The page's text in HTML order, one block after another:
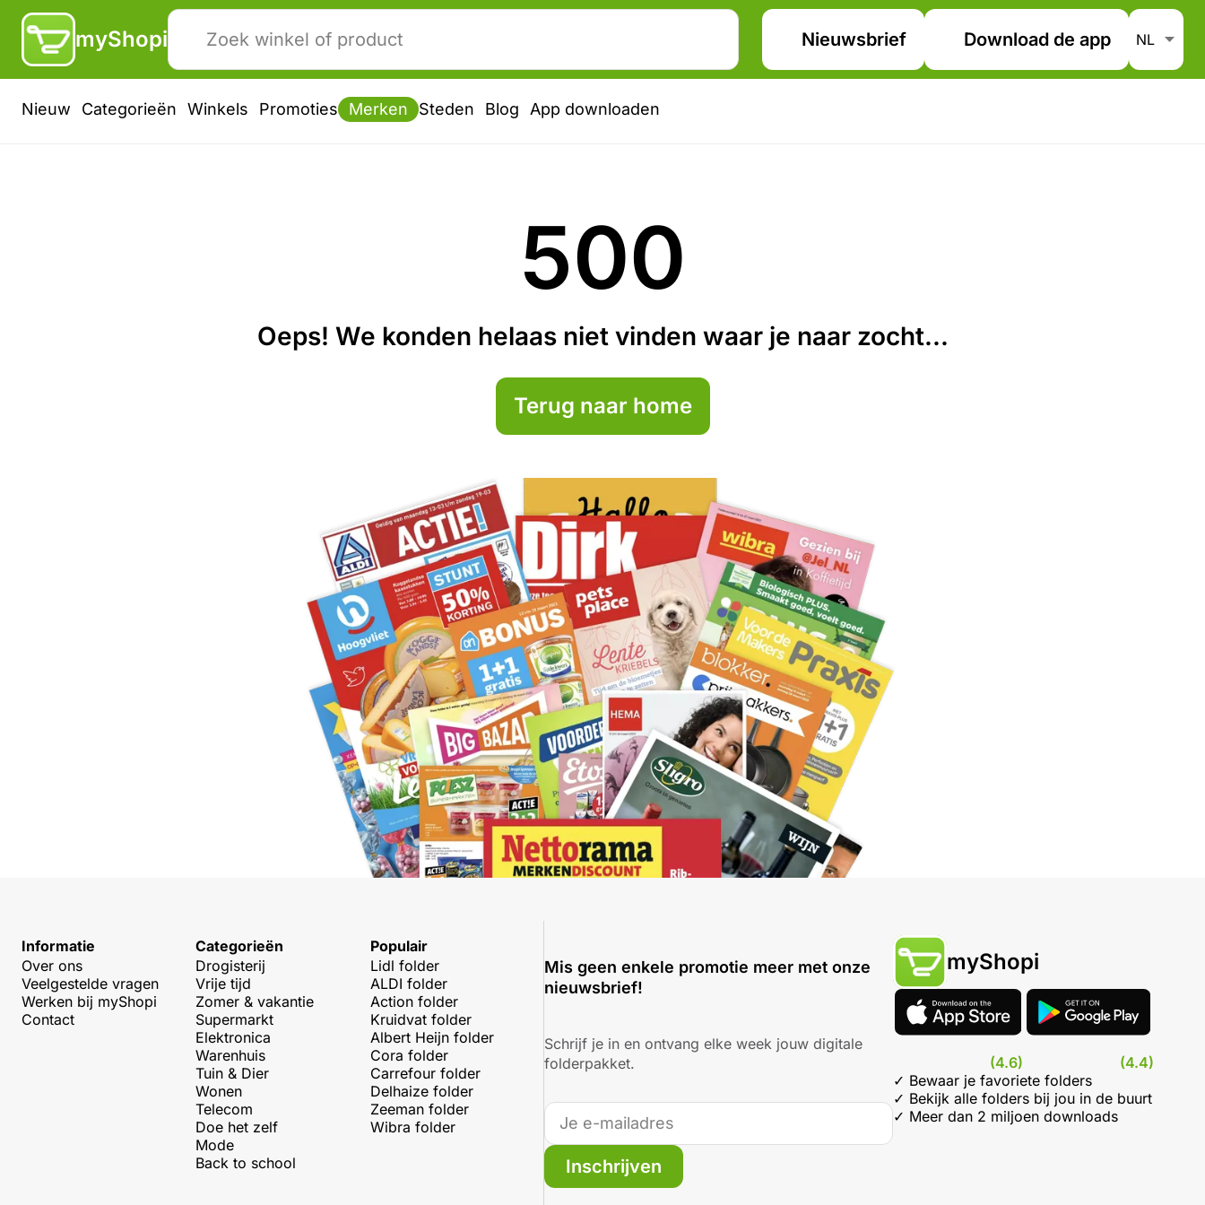
myShopi Nieuwsbrief Download de app
Nieuw Categorieën Winkels Promoties Merken Steden Blog App downloaden
500
Oeps! We konden helaas niet vinden waar je naar zocht...
Terug naar home
Informatie
Over ons
Veelgestelde vragen
Werken bij myShopi
Contact
Categorieën
Drogisterij
Vrije tijd
Zomer & vakantie
Supermarkt
Elektronica
Warenhuis
Tuin & Dier
Wonen
Telecom
Doe het zelf
Mode
Back to school
Populair
Lidl folder
ALDI folder
Action folder
Kruidvat folder
Albert Heijn folder
Cora folder
Carrefour folder
Delhaize folder
Zeeman folder
Wibra folder
Mis geen enkele promotie meer met onze
nieuwsbrief!
Schrijf je in en ontvang elke week jouw digitale
folderpakket.
Inschrijven
myShopi
(4.6)
(4.4)
✓ Bewaar je favoriete folders
✓ Bekijk alle folders bij jou in de buurt
✓ Meer dan 2 miljoen downloads